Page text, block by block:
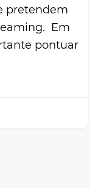
pretendem
Em
pontuar